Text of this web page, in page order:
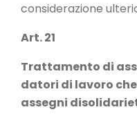
considerazione
Art. 21
Trattamento di
datori di lavoro
assegni